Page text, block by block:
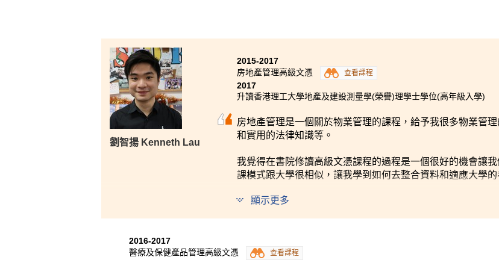
劉智揚 Kenneth Lau
2015-2017
房地產管理高級文憑
查看課程
2017
升讀香港理工大學地產及建設測量學(榮譽)理學士學位(高年級入學)
房地產管理是一個關於物業管理的課程，給予我很多物業管
和實用的法律知識等。
我覺得在書院修讀高級文憑課程的過程是一個很好的機會讓
課模式跟大學很相似，讓我學到如何去整合資料和適應大學的
希望大家在文憑試中能考獲佳績，假若成績未如理想都不用
顯示更多
2016-2017
醫療及保健產品管理高級文憑
查看課程